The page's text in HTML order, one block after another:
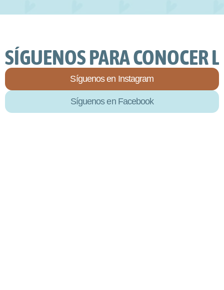
SÍGUENOS PARA CONOCER
Síguenos en Instagram
Síguenos en Facebook